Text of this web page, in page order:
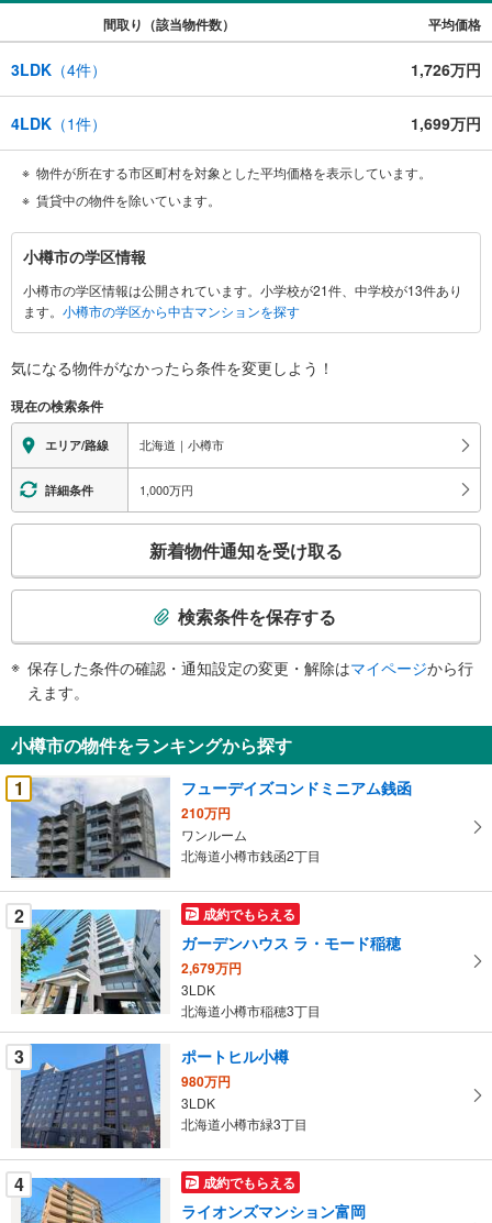
間取り（該当物件数） 平均価格
3LDK （4件） 1,726万円
4LDK （1件） 1,699万円
物件が所在する市区町村を対象とした平均価格を表示しています。
賃貸中の物件を除いています。
小
樽
市
に
す
情
報
小樽市の学区情報
小樽市の学区情報は公開されています。小学校が21件、中学校が13件あり
ます。 小樽市の学区から中古マンションを探す
気になる物件がなかったら条件を変更しよう！
現在の検索条件
エリア/路線 北海道｜小樽市
詳細条件 1,000万円
検
知
を
受
け
取
る
・
条
件
を
マ
イ
ペ
ー
ジ
に
保
存
す
る
新着物件通知を受け取る
検索条件を保存する
保存した条件の確認・通知設定の変更・解除はマイページから行
えます。
小樽市の物件をランキングから探す
1
フューデイズコンドミニアム銭函
210万円
ワンルーム
北海道小樽市銭函2丁目
2 成約でもらえる
ガーデンハウス ラ・モード稲穂
2,679万円
3LDK
北海道小樽市稲穂3丁目
3 ポートヒル小樽
980万円
3LDK
北海道小樽市緑3丁目
4 成約でもらえる
ライオンズマンション富岡